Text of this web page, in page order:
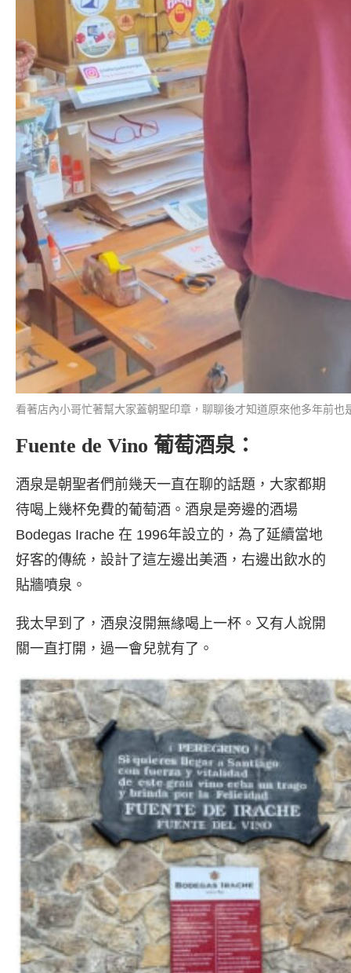
看著店內小哥忙著幫大家蓋朝聖印章，聊聊後才知道原來他多年前
Fuente de Vino 葡萄酒泉：
酒泉是朝聖者們前幾天一直在聊的話題，大家都期
待喝上幾杯免費的葡萄酒。酒泉是旁邊的酒場
Bodegas Irache 在 1996年設立的，為了延續當地
好客的傳統，設計了這左邊出美酒，右邊出飲水的
貼牆噴泉。
我太早到了，酒泉沒開無緣喝上一杯。又有人說開
關一直打開，過一會兒就有了。